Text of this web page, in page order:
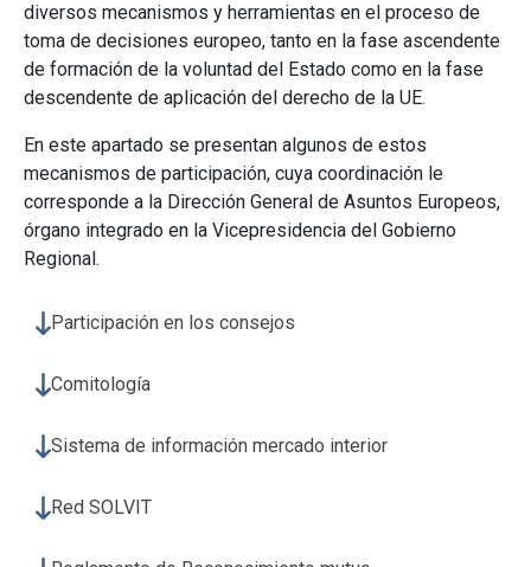
diversos mecanismos y herramientas en el proceso de
toma de decisiones europeo, tanto en la fase ascendente
de formación de la voluntad del Estado como en la fase
descendente de aplicación del derecho de la UE.
En este apartado se presentan algunos de estos
mecanismos de participación, cuya coordinación le
corresponde a la Dirección General de Asuntos Europeos,
órgano integrado en la Vicepresidencia del Gobierno
Regional.
Participación en los consejos
Comitología
Sistema de información mercado interior
Red SOLVIT